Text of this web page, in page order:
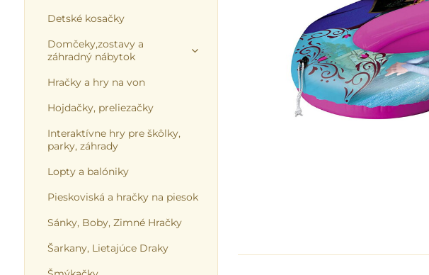
Detské kosačky
Domčeky,zostavy a
záhradný nábytok
Hračky a hry na von
Hojdačky, preliezačky
Interaktívne hry pre škôlky,
parky, záhrady
Lopty a balóniky
Pieskoviská a hračky na piesok
Sánky, Boby, Zimné Hračky
Šarkany, Lietajúce Draky